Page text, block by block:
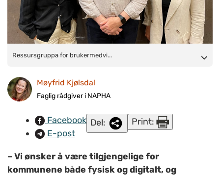
Ressursgruppa for brukermedvirkning, her representert av tre
Landsforeningen for pårørende innen psykisk helse (LPP),
Jens Solem, gruppeleder i brukerorganisasjonen A-Larm, og
Kompetansesenter for brukererfaring og tjenesteutvikling
(KBT). (Foto: Møyfrid Kjølsdal)
Ressursgruppa for brukermedvi...
Møyfrid Kjølsdal
Faglig rådgiver i NAPHA
Facebook
E-post
Del: Print:
– Vi ønsker å være tilgjengelige for
kommunene både fysisk og digitalt, og